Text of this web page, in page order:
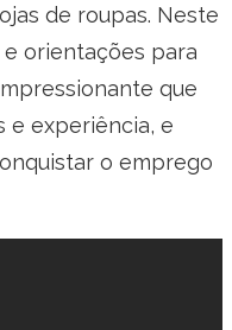
de roupas. Neste
orientações para
que
e experiência, e
o emprego